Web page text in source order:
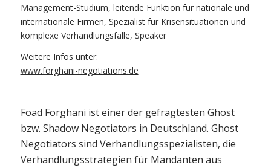
Management-Studium, leitende Funktion für nationale und
internationale Firmen, Spezialist für Krisensituationen und
komplexe Verhandlungsfälle, Speaker
Weitere Infos unter:
www.forghani-negotiations.de
Foad Forghani ist einer der gefragtesten Ghost
bzw. Shadow Negotiators in Deutschland. Ghost
Negotiators sind Verhandlungsspezialisten, die
Verhandlungsstrategien für Mandanten aus